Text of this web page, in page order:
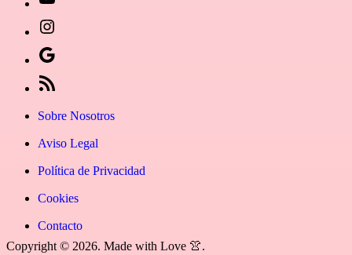
Copyright © 2026. Made with Love 👚.
instagram»]
fa-
youtube»]
Google
News
icon
icon=»fa
fa-
rss»]
Sobre Nosotros
Aviso Legal
Política de Privacidad
Cookies
Contacto